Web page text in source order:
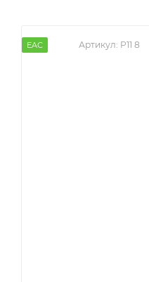
EAC Артикул: P11 8